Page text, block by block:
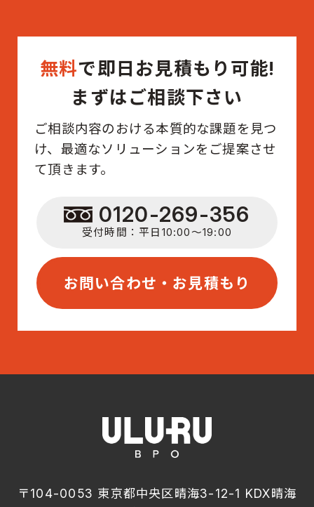
無料で即日お見積もり可能!
まずはご相談下さい
ご相談内容のおける本質的な課題を見つ
け、最適なソリューションをご提案させ
て頂きます。
0120-269-356
受付時間：平日10:00〜19:00
お問い合わせ・お見積もり
〒104-0053 東京都中央区晴海3-12-1 KDX晴海